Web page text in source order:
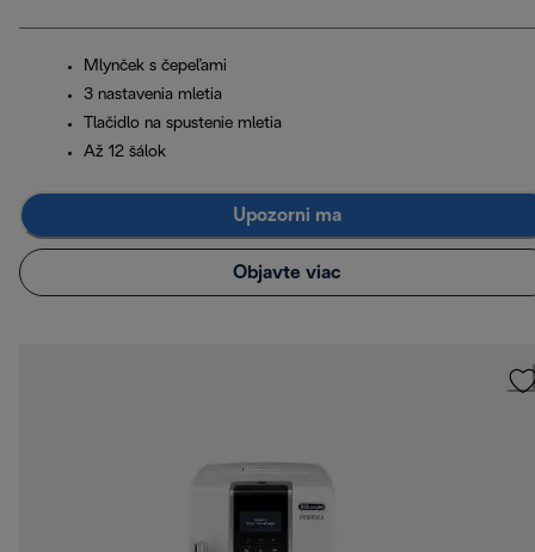
Mlynček s čepeľami
3 nastavenia mletia
Tlačidlo na spustenie mletia
Až 12 šálok
Upozorni ma
Objavte viac